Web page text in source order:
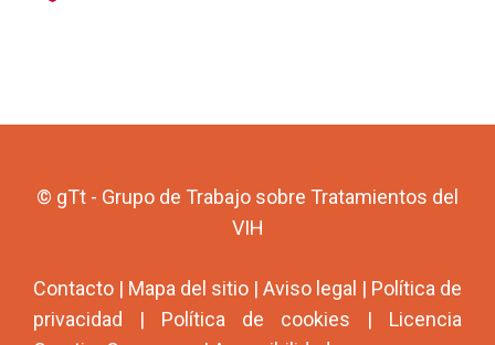
© gTt - Grupo de Trabajo sobre Tratamientos del
VIH
Contacto | Mapa del sitio | Aviso legal | Política de
privacidad | Política de cookies | Licencia